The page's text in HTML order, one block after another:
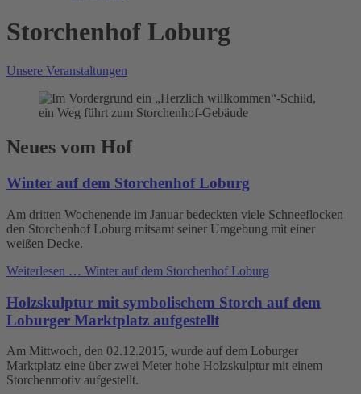
Storchenhof Loburg
Unsere Veranstaltungen
Neues vom Hof
Winter auf dem Storchenhof Loburg
Am dritten Wochenende im Januar bedeckten viele Schneeflocken
den Storchenhof Loburg mitsamt seiner Umgebung mit einer
weißen Decke.
Weiterlesen … Winter auf dem Storchenhof Loburg
Holzskulptur mit symbolischem Storch auf dem
Loburger Marktplatz aufgestellt
Am Mittwoch, den 02.12.2015, wurde auf dem Loburger
Marktplatz eine über zwei Meter hohe Holzskulptur mit einem
Storchenmotiv aufgestellt.